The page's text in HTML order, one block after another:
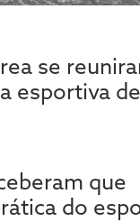
se
esportiva de
que
do